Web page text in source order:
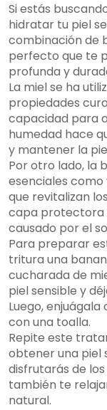
Si estás
hidratar tu piel
combinación de
perfecto que te
profunda y
La miel se ha
propiedades
capacidad para
humedad hace
y mantener la
Por otro lado, la
esenciales
que revitalizan
capa protectora
causado por el
Para preparar
tritura una
cucharada de
piel sensible y
Luego,
con una toalla.
Repite este
obtener una piel
disfrutarás de
también te
natural.